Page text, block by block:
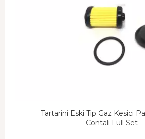
Tartarini Eski Tip Gaz Kesici
Contalı Full Set